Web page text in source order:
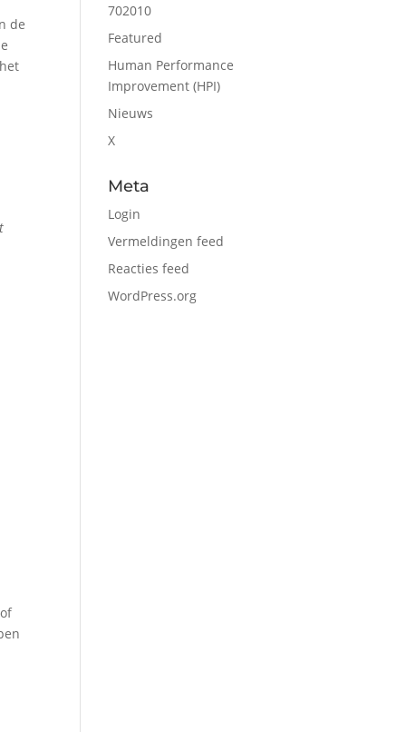
de
702010
Featured
Human Performance
Improvement (HPI)
Nieuws
X
Meta
Login
Vermeldingen feed
Reacties feed
WordPress.org